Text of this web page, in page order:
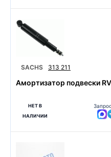
SACHS 313 211
Амортизатор подвески
НЕТ В
НАЛИЧИИ